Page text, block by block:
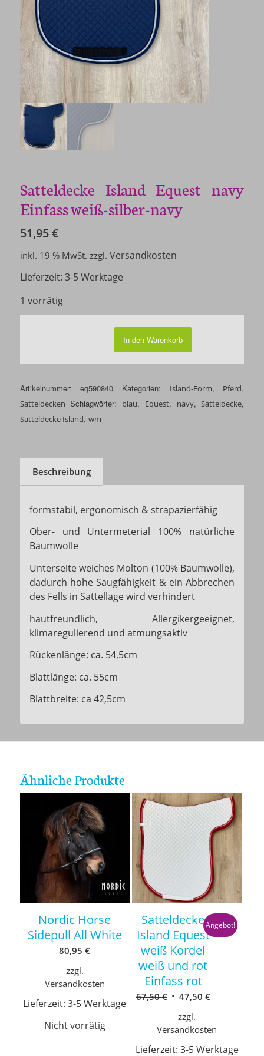
Satteldecke Island Equest navy
Einfass weiß-silber-navy
51,95€
inkl. 19 % MwSt. zzgl. Versandkosten
Lieferzeit: 3-5 Werktage
1 vorrätig
In den Warenkorb
Artikelnummer:eq590840 Kategorien: Island-Form, Pferd,
Satteldecken Schlagwörter: blau, Equest, navy,Satteldecke,
Satteldecke Island, wm
Beschreibung
formstabil, ergonomisch & strapazierfähig
Ober- und Untermeterial 100% natürliche
Baumwolle
Unterseite weiches Molton (100% Baumwolle),
dadurch hohe Saugfähigkeit & ein Abbrechen
des Fells in Sattellage wird verhindert
hautfreundlich, Allergikergeeignet,
klimaregulierend und atmungsaktiv
Rückenlänge: ca. 54,5cm
Blattlänge: ca. 55cm
Blattbreite: ca 42,5cm
Ähnliche Produkte
Nordic Horse
Sidepull All White
80,95€
zzgl.
Versandkosten
Lieferzeit:3-5 Werktage
Nicht vorrätig
Satteldecke
Island Equest
weiß Kordel
weiß und rot
Einfass rot
67,50€ Ursprünglicher
war:
47,50 €Aktueller
Angebot!
zzgl.
Versandkosten
Lieferzeit: 3-5 Werktage